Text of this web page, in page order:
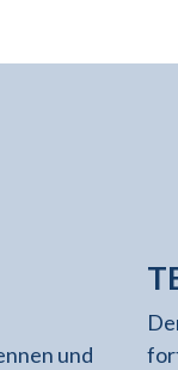
und